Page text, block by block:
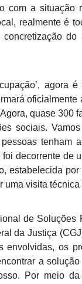
com a
realmente é
agora
quase 300
sociais.
tenham
foi decorrente
estabelecida
uma visita
de
da Justiça
envolvidas, os
a
Por meio